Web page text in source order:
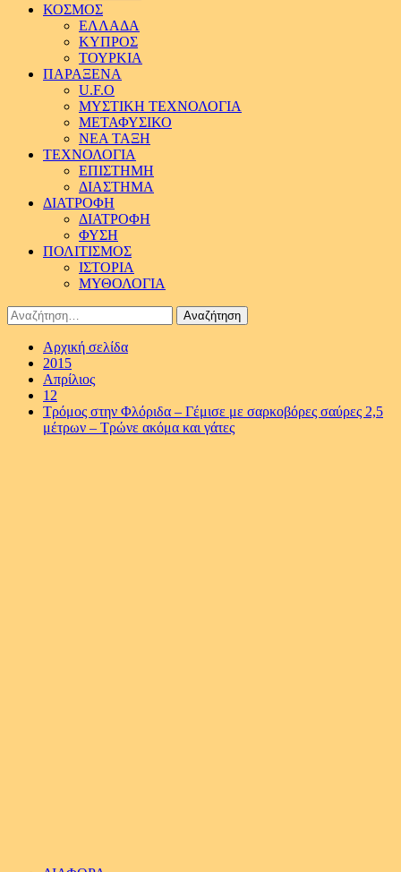
ΚΟΣΜΟΣ
ΕΛΛΑΔΑ
ΚΥΠΡΟΣ
ΤΟΥΡΚΙΑ
ΠΑΡΑΞΕΝΑ
U.F.O
ΜΥΣΤΙΚΗ ΤΕΧΝΟΛΟΓΙΑ
ΜΕΤΑΦΥΣΙΚΟ
ΝΕΑ ΤΑΞΗ
ΤΕΧΝΟΛΟΓΙΑ
ΕΠΙΣΤΗΜΗ
ΔΙΑΣΤΗΜΑ
ΔΙΑΤΡΟΦΗ
ΔΙΑΤΡΟΦΗ
ΦΥΣΗ
ΠΟΛΙΤΙΣΜΟΣ
ΙΣΤΟΡΙΑ
ΜΥΘΟΛΟΓΙΑ
Αναζήτηση
για:
Αρχική σελίδα
2015
Απρίλιος
12
Tρόμος στην Φλόριδα – Γέμισε με σαρκοβόρες σαύρες 2,5
μέτρων – Τρώνε ακόμα και γάτες